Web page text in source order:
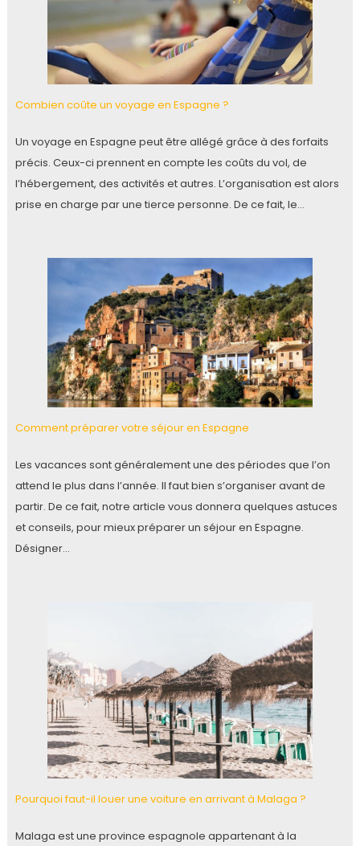
Combien coûte un voyage en Espagne ?
Un voyage en Espagne peut être allégé grâce à des forfaits
précis. Ceux-ci prennent en compte les coûts du vol, de
l’hébergement, des activités et autres. L’organisation est alors
prise en charge par une tierce personne. De ce fait, le…
Comment préparer votre séjour en Espagne
Les vacances sont généralement une des périodes que l’on
attend le plus dans l’année. Il faut bien s’organiser avant de
partir. De ce fait, notre article vous donnera quelques astuces
et conseils, pour mieux préparer un séjour en Espagne.
Désigner…
Pourquoi faut-il louer une voiture en arrivant à Malaga ?
Malaga est une province espagnole appartenant à la